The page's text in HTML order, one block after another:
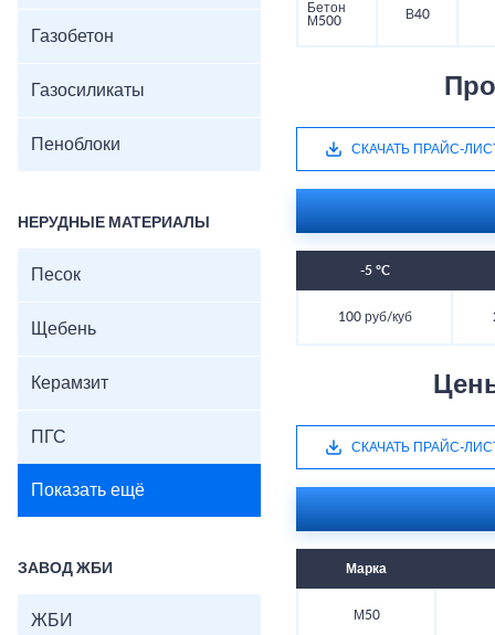
Газобетон
Газосиликаты
Пеноблоки
НЕРУДНЫЕ МАТЕРИАЛЫ
Песок
Щебень
Керамзит
ПГС
Показать ещё
ЗАВОД ЖБИ
ЖБИ
Бетон
М500
В40
СКАЧАТЬ ПРАЙС-
-5 °C
100 руб/куб
СКАЧАТЬ ПРАЙС-
Марка
М50